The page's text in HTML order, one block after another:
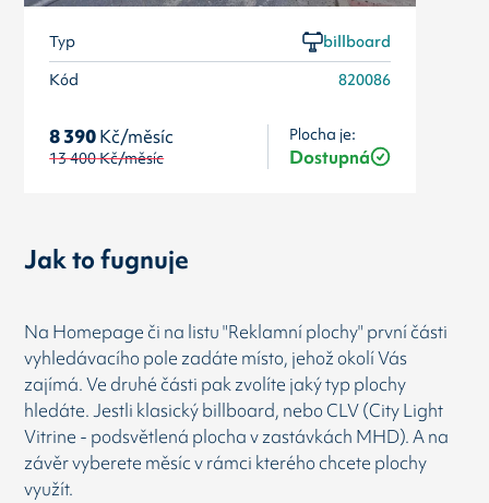
Typ
billboard
Kód
820086
8 390Kč/měsíc
13 400Kč/měsíc
Plocha je:
Dostupná
Jak to fugnuje
Na Homepage či na listu "Reklamní plochy" první části
vyhledávacího pole zadáte místo, jehož okolí Vás
zajímá. Ve druhé části pak zvolíte jaký typ plochy
hledáte. Jestli klasický billboard, nebo CLV (City Light
Vitrine - podsvětlená plocha v zastávkách MHD). A na
závěr vyberete měsíc v rámci kterého chcete plochy
využít.